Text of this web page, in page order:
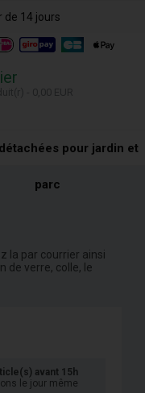
de 14 jours
pour jardin et
parc
la par courrier ainsi
de verre, colle, le
avant 15h
le jour même